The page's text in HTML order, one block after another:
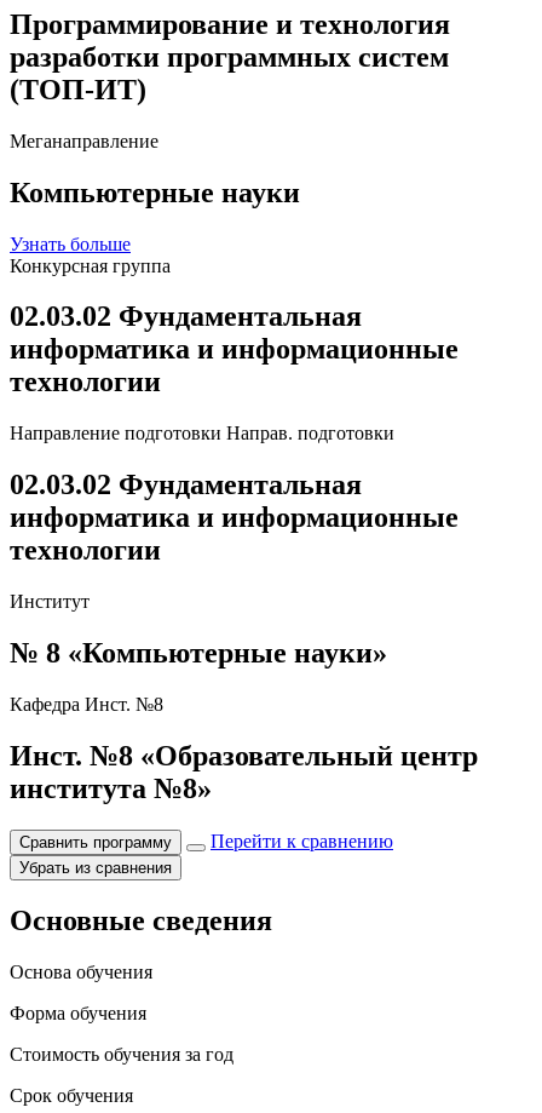
Программирование и технология
разработки программных систем
(ТОП-ИТ)
Меганаправление
Компьютерные науки
Узнать больше
Конкурсная группа
02.03.02 Фундаментальная
информатика и информационные
технологии
Направление подготовки Направ. подготовки
02.03.02 Фундаментальная
информатика и информационные
технологии
Институт
№ 8 «Компьютерные науки»
Кафедра Инст. №8
Инст. №8 «Образовательный центр
института №8»
Сравнить программу Перейти к сравнению
Убрать из сравнения
Основные сведения
Основа обучения
Форма обучения
Стоимость обучения за год
Срок обучения